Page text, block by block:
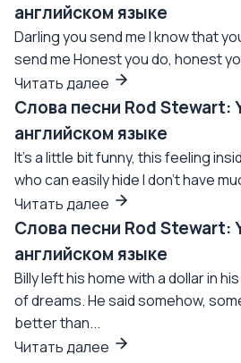
английском языке
Darling you send me I know that
send me Honest you do, honest
Читать далее
Слова песни Rod Stewart:
английском языке
It's a little bit funny, this feeling
who can easily hide I don't have
Читать далее
Слова песни Rod Stewart:
английском языке
Billy left his home with a dollar in
of dreams. He said somehow,
better than...
Читать далее